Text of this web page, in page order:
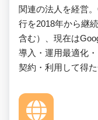
関連の法人を経営
行を2018年から継
含む）、現在は
導入・運用最適化
契約・利用して得